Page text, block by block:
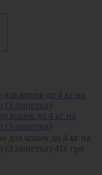
кошек до 4 кг на
(3 пипетки)
для кошек до 4 кг на
(3 пипетки) 411
грн